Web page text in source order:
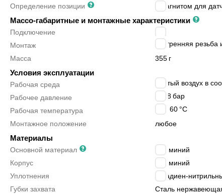
Определение позиции с магнитом для
Массо-габаритные и монтажные характеристики
Подключение
Монтаж
внутренняя
Масса
355 г
Условия эксплуатации
Рабочая среда
сжатый воздух в
Рабочее давление
2 ÷ 8бар
Рабочая температура
-5 ÷ 60 °C
Монтажное положение
любое
Материалы
Основной материал
алюминий
Корпус
алюминий
Уплотнения
бутадиен-
Губки захвата
Сталь